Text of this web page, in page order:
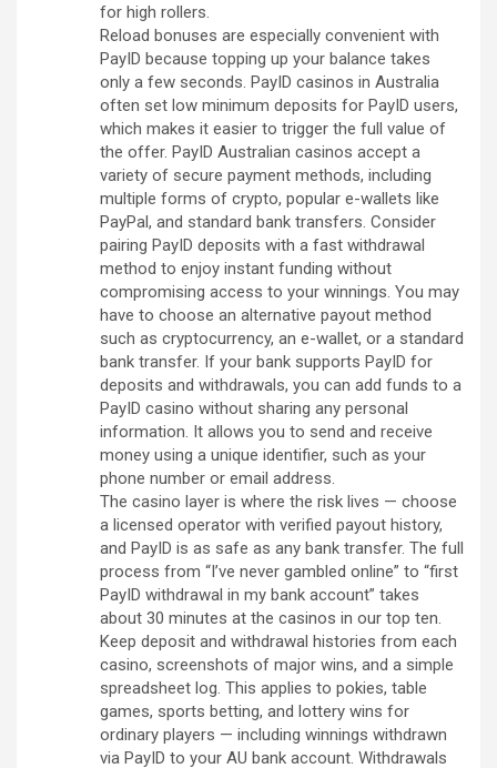
for high rollers.
Reload bonuses are especially convenient with
PayID because topping up your balance takes
only a few seconds. PayID casinos in Australia
often set low minimum deposits for PayID users,
which makes it easier to trigger the full value of
the offer. PayID Australian casinos accept a
variety of secure payment methods, including
multiple forms of crypto, popular e-wallets like
PayPal, and standard bank transfers. Consider
pairing PayID deposits with a fast withdrawal
method to enjoy instant funding without
compromising access to your winnings. You may
have to choose an alternative payout method
such as cryptocurrency, an e-wallet, or a standard
bank transfer. If your bank supports PayID for
deposits and withdrawals, you can add funds to a
PayID casino without sharing any personal
information. It allows you to send and receive
money using a unique identifier, such as your
phone number or email address.
The casino layer is where the risk lives — choose
a licensed operator with verified payout history,
and PayID is as safe as any bank transfer. The full
process from “I’ve never gambled online” to “first
PayID withdrawal in my bank account” takes
about 30 minutes at the casinos in our top ten.
Keep deposit and withdrawal histories from each
casino, screenshots of major wins, and a simple
spreadsheet log. This applies to pokies, table
games, sports betting, and lottery wins for
ordinary players — including winnings withdrawn
via PayID to your AU bank account. Withdrawals